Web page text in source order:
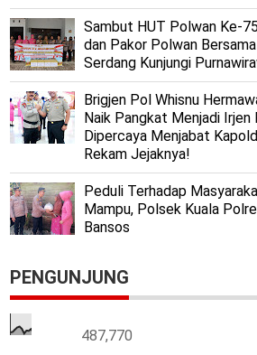
Sambut HUT Polwan Ke-
dan Pakor Polwan
Serdang Kunjungi
Brigjen Pol Whisnu
Naik Pangkat Menjadi Irjen
Dipercaya Menjabat
Rekam Jejaknya!
Peduli Terhadap
Mampu, Polsek Kuala
Bansos
PENGUNJUNG
487,770